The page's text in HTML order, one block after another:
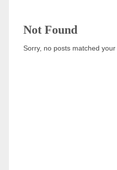
Not Found
Sorry, no posts matched